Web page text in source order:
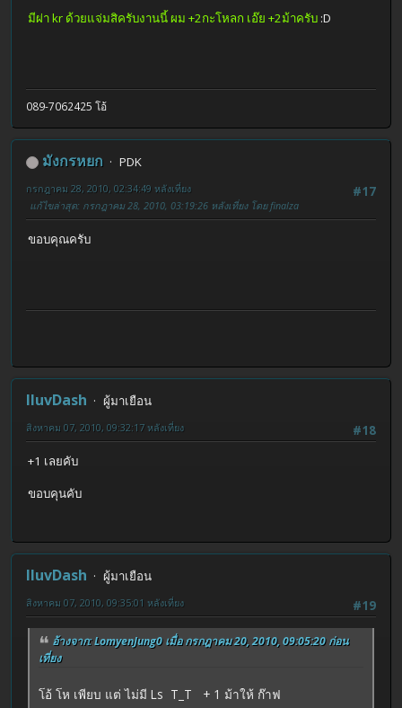
มีผ่า kr ด้วยแจ่มสิครับงานนี้ ผม +2กะโหลก เอ๊ย +2ม้าครับ :D
089-7062425 โอ้
มังกรหยก
PDK
#17
กรกฎาคม 28, 2010, 02:34:49 หลังเที่ยง
แก้ไขล่าสุด: กรกฎาคม 28, 2010, 03:19:26 หลังเที่ยง โดย finalza
ขอบคุณครับ
IluvDash
ผู้มาเยือน
#18
สิงหาคม 07, 2010, 09:32:17 หลังเที่ยง
+1 เลยคับ
ขอบคุนคับ
IluvDash
ผู้มาเยือน
#19
สิงหาคม 07, 2010, 09:35:01 หลังเที่ยง
อ้างจาก: LomyenJung0 เมื่อ กรกฎาคม 20, 2010, 09:05:20 ก่อน
เที่ยง
โอ้ โห เพียบ แต่ ไม่มี Ls T_T + 1 ม้าให้ ก๊าฟ